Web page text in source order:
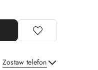
Zostaw telefon